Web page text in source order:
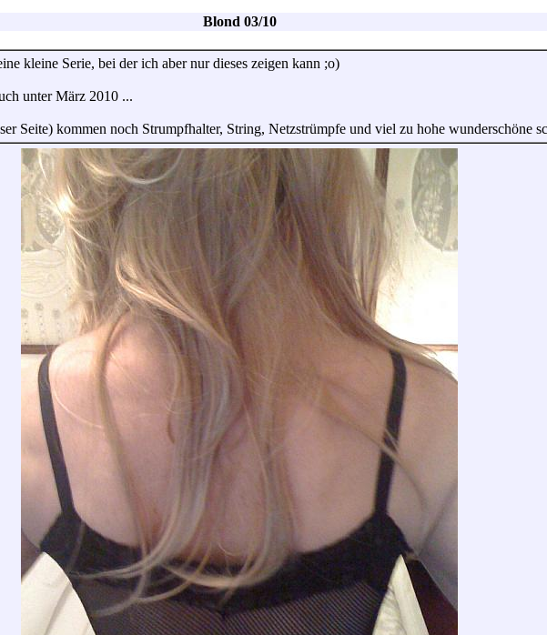
Blond 03/10
kleine Serie, bei der ich aber nur dieses zeigen kann ;o)
unter März 2010 ...
Seite) kommen noch Strumpfhalter, String, Netzstrümpfe und viel zu hohe wunderschöne